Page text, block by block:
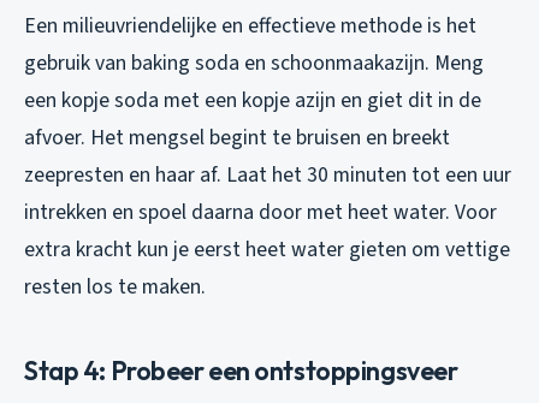
Een milieuvriendelijke en effectieve methode is het
gebruik van baking soda en schoonmaakazijn. Meng
een kopje soda met een kopje azijn en giet dit in de
afvoer. Het mengsel begint te bruisen en breekt
zeepresten en haar af. Laat het 30 minuten tot een uur
intrekken en spoel daarna door met heet water. Voor
extra kracht kun je eerst heet water gieten om vettige
resten los te maken.
Stap 4: Probeer een ontstoppingsveer